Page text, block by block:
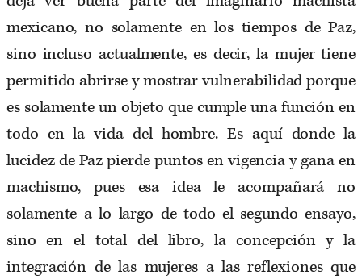
mexicano, no solamente en los tiempos de Paz,
sino incluso actualmente, es decir, la mujer tiene
permitido abrirse y mostrar vulnerabilidad porque
es solamente un objeto que cumple una función en
todo en la vida del hombre. Es aquí donde la
lucidez de Paz pierde puntos en vigencia y gana en
machismo, pues esa idea le acompañará no
solamente a lo largo de todo el segundo ensayo,
sino en el total del libro, la concepción y la
integración de las mujeres a las reflexiones que